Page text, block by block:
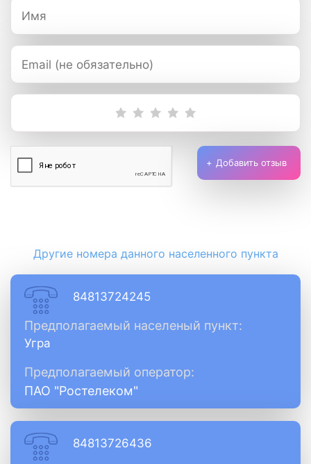
Добавить отзыв
Другие номера данного населенного пункта
84813724245
Предполагаемый населеный пункт:
Угра
Предполагаемый оператор:
ПАО "Ростелеком"
84813726436